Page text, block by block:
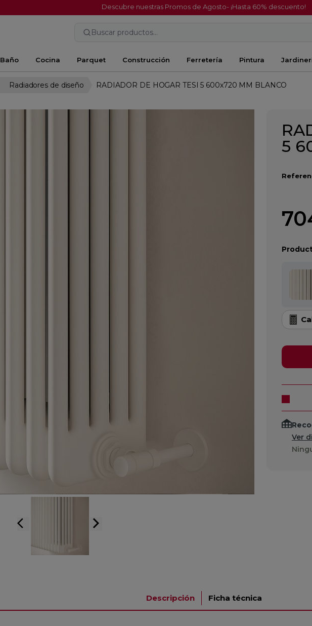
Descubre nuestras Promos de Agosto- ¡Hasta 60% descuento!
Buscar productos...
Baño Cocina Parquet Construcción Ferretería Pintura
Radiadores de diseño RADIADOR DE HOGAR TESI 5 600x720 MM BLANCO
arrow_back_ios arrow_forward_ios
5
Ver
Descripción Ficha técnica